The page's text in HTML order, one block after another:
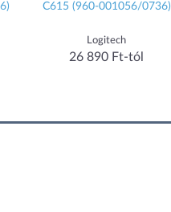
C615 (960-001056/0736)
Logitech
26 890 Ft-tól